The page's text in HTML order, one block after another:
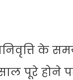
के
पूरे होने